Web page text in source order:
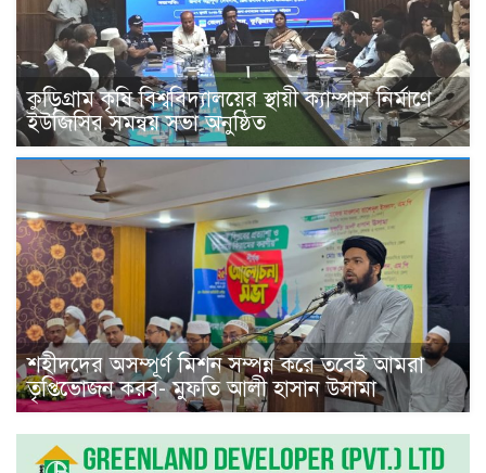
কুড়িগ্রাম কৃষি বিশ্ববিদ্যালয়ের স্থায়ী ক্যাম্পাস নির্মাণে
ইউজিসির সমন্বয় সভা অনুষ্ঠিত
শহীদদের অসম্পূর্ণ মিশন সম্পন্ন করে তবেই আমরা
তৃপ্তিভোজন করব- মুফতি আলী হাসান উসামা